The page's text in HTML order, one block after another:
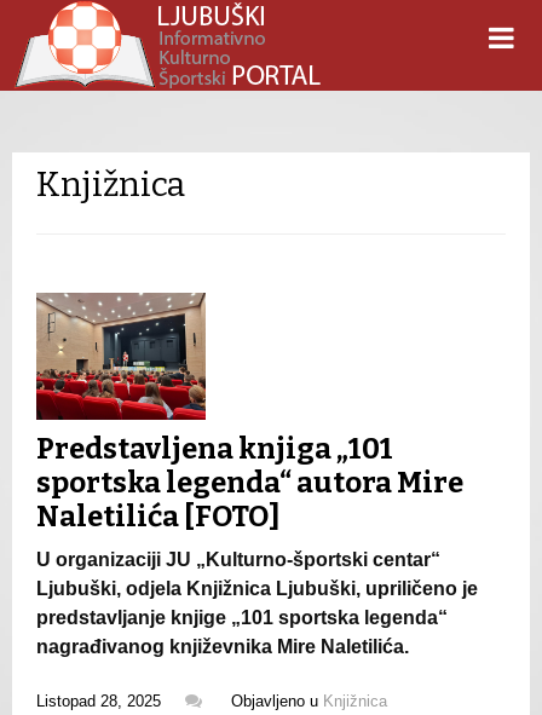
Knjižnica
Predstavljena knjiga „101
sportska legenda“ autora Mire
Naletilića [FOTO]
U organizaciji JU „Kulturno-športski centar“
Ljubuški, odjela Knjižnica Ljubuški, upriličeno je
predstavljanje knjige „101 sportska legenda“
nagrađivanog književnika Mire Naletilića.
Listopad 28, 2025 Objavljeno u Knjižnica